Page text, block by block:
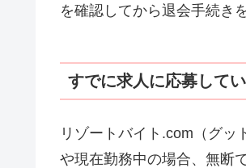
を確認してから退会手続き
すでに求人に応募して
リゾートバイト.com（グッ
や現在勤務中の場合、無断